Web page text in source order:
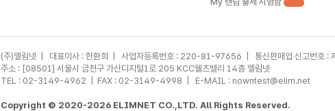
(주)엘림넷 | 대표이사 : 한환희 | 사업자등록번호 : 220-81-97656 | 통신판매업 신고번호 :
주소 : [08501] 서울시 금천구 가산디지털1로 205 KCC웰츠밸리 14층 엘림넷
TEL : 02-3149-4962 | FAX : 02-3149-4998 | E-MAIL : nowntest@elim.net
Copyright © 2020-2026 ELIMNET CO.,LTD. All Rights Reserved.